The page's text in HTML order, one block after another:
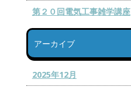
第２０回電気工事雑学講座
アーカイブ
2025年12月